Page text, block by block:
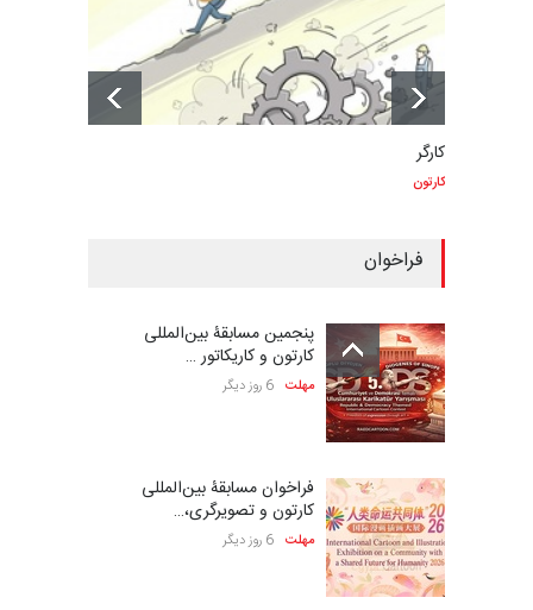
کارگر
کارتون
فراخوان
پنجمین مسابقۀ بین‌المللی
کارتون و کاریکاتور …
مهلت 6 روز دیگر
فراخوان مسابقۀ بین‌المللی
کارتون و تصویرگری،…
مهلت 6 روز دیگر